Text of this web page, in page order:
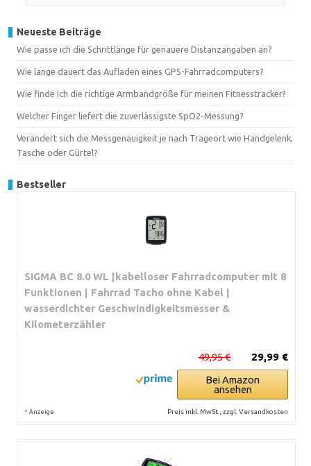
Neueste Beiträge
Wie passe ich die Schrittlänge für genauere Distanzangaben an?
Wie lange dauert das Aufladen eines GPS-Fahrradcomputers?
Wie finde ich die richtige Armbandgröße für meinen Fitnesstracker?
Welcher Finger liefert die zuverlässigste SpO2-Messung?
Verändert sich die Messgenauigkeit je nach Trageort wie Handgelenk,
Tasche oder Gürtel?
Bestseller
SIGMA BC 8.0 WL |kabelloser Fahrradcomputer mit 8
Funktionen | Fahrrad Tacho ohne Kabel |
wasserdichter Geschwindigkeitsmesser &
Kilometerzähler
29,99 €
49,95 €
Bei Amazon
ansehen
* Anzeige Preis inkl. MwSt., zzgl. Versandkosten